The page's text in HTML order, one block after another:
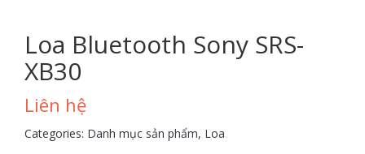
Loa Bluetooth Sony SRS-
XB30
Liên hệ
Categories: Danh mục sản phẩm, Loa